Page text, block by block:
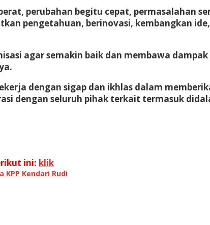
perubahan begitu cepat, permasalahan
pengetahuan, berinovasi, kembangkan
agar semakin baik dan membawa
dengan sigap dan ikhlas dalam
dengan seluruh pihak terkait termasuk
ini: klik
KPP Kendari Rudi